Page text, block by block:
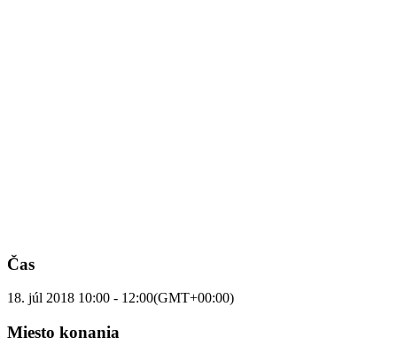
Čas
18. júl 2018 10:00 - 12:00(GMT+00:00)
Miesto konania